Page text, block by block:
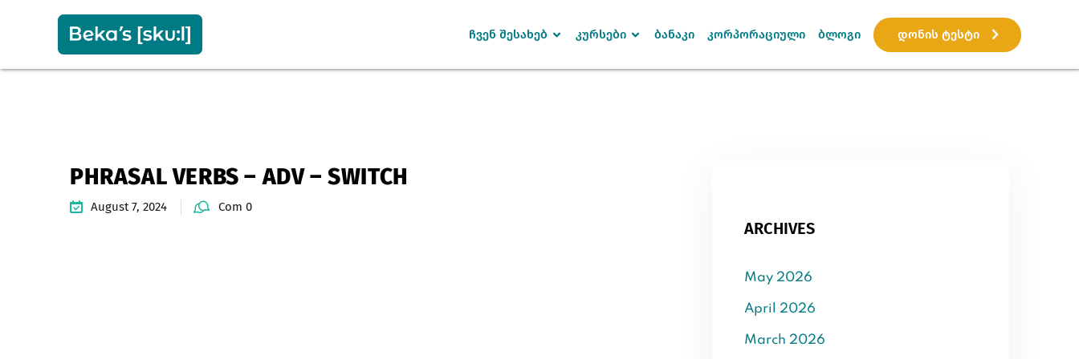
ჩვენ შესახებ კურსები ბანაკი კორპორაციული ბლოგი დონის ტესტი
PHRASAL VERBS – ADV – SWITCH
August 7, 2024 Com 0
ARCHIVES
May 2026
April 2026
March 2026